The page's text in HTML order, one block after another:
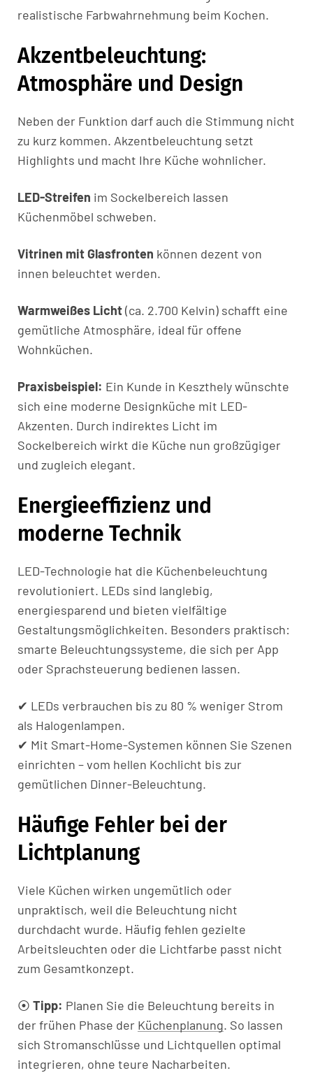
realistische Farbwahrnehmung beim Kochen.
Akzentbeleuchtung:
Atmosphäre und Design
Neben der Funktion darf auch die Stimmung nicht
zu kurz kommen. Akzentbeleuchtung setzt
Highlights und macht Ihre Küche wohnlicher.
LED-Streifen im Sockelbereich lassen
Küchenmöbel schweben.
Vitrinen mit Glasfronten können dezent von
innen beleuchtet werden.
Warmweißes Licht(ca. 2.700 Kelvin) schafft eine
gemütliche Atmosphäre, ideal für offene
Wohnküchen.
Praxisbeispiel: Ein Kunde in Keszthely wünschte
sich eine moderne Designküche mit LED-
Akzenten. Durch indirektes Licht im
Sockelbereich wirkt die Küche nun großzügiger
und zugleich elegant.
Energieeffizienz und
moderne Technik
LED-Technologie hat die Küchenbeleuchtung
revolutioniert. LEDs sind langlebig,
energiesparend und bieten vielfältige
Gestaltungsmöglichkeiten. Besonders praktisch:
smarte Beleuchtungssysteme, die sich per App
oder Sprachsteuerung bedienen lassen.
✔ LEDs verbrauchen bis zu 80 % weniger Strom
als Halogenlampen.
✔ Mit Smart-Home-Systemen können Sie Szenen
einrichten – vom hellen Kochlicht bis zur
gemütlichen Dinner-Beleuchtung.
Häufige Fehler bei der
Lichtplanung
Viele Küchen wirken ungemütlich oder
unpraktisch, weil die Beleuchtung nicht
durchdacht wurde. Häufig fehlen gezielte
Arbeitsleuchten oder die Lichtfarbe passt nicht
zum Gesamtkonzept.
⦿ Tipp: Planen Sie die Beleuchtung bereits in
der frühen Phase der Küchenplanung. So lassen
sich Stromanschlüsse und Lichtquellen optimal
integrieren, ohne teure Nacharbeiten.